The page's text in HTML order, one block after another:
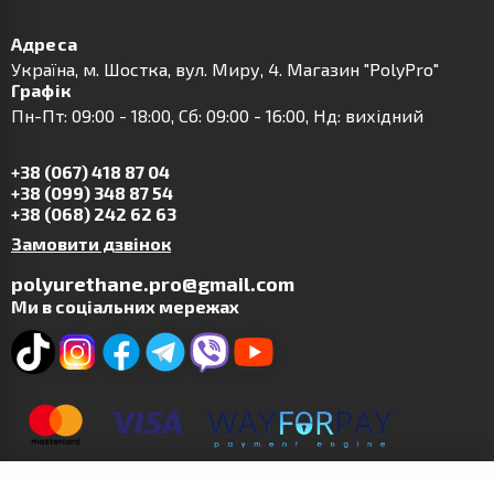
Адреса
Українa, м. Шостка, вул. Миру, 4. Магазин "PolyPro"
Графік
Пн-Пт: 09:00 - 18:00, Сб: 09:00 - 16:00, Нд: вихідний
+38 (067) 418 87 04
+38 (099) 348 87 54
+38 (068) 242 62 63
Замовити дзвінок
polyurethane.pro@gmail.com
Ми в соціальних мережах